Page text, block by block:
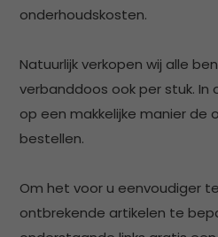
onderhoudskosten.
Natuurlijk verkopen wij alle
verbanddoos ook per stuk. In
op een makkelijke manier de
bestellen.
Om het voor u eenvoudiger
ontbrekende artikelen te